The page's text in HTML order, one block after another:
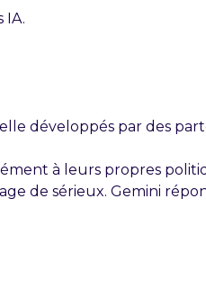
IA.
développés par des
à leurs propres
de sérieux. Gemini